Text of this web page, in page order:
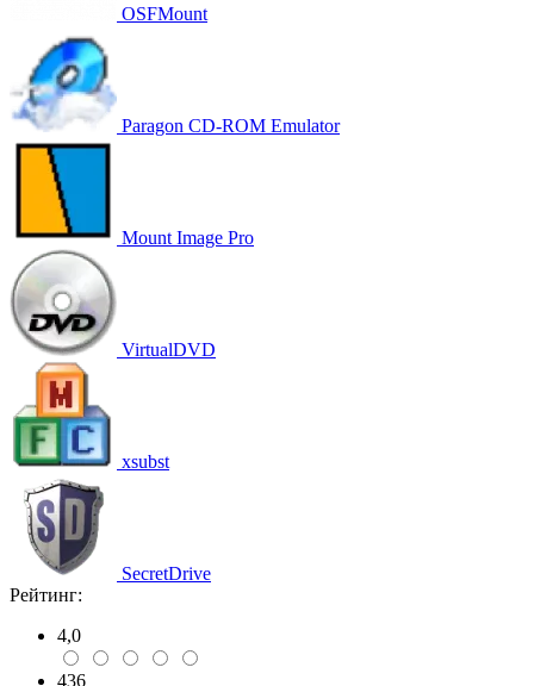
OSFMount
Paragon CD-ROM Emulator
Mount Image Pro
VirtualDVD
xsubst
SecretDrive
Рейтинг:
4,0
436